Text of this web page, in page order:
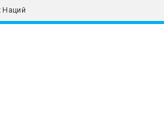
Наций